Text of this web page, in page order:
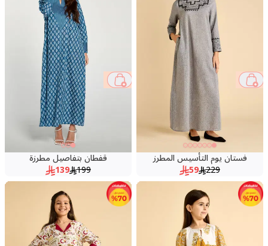
فستان يوم التأسيس المطرز
229
59
74 %
قفطان بتفاصيل مطرزة
199
139
30 %